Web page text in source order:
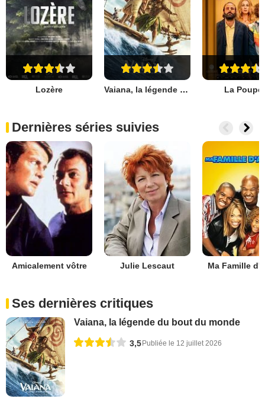
Lozère Vaiana, la légende du bout du monde La
Dernières séries suivies
Amicalement vôtre Julie Lescaut Ma Famille
Ses dernières critiques
Vaiana, la légende du bout du monde
3,5 Publiée le 12 juillet 2026